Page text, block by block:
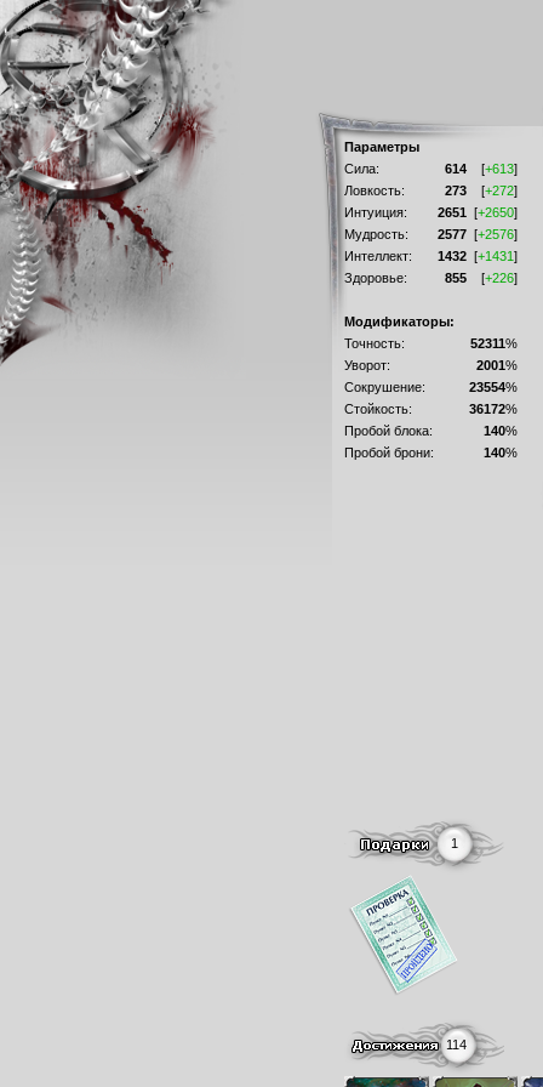
Параметры
Сила:
614 [+613]
Ловкость:
273 [+272]
Интуиция:
2651 [+2650]
Мудрость:
2577 [+2576]
Интеллект:
1432 [+1431]
Здоровье:
855 [+226]
Модификаторы:
Точность:
52311%
Уворот:
2001%
Сокрушение:
23554%
Стойкость:
36172%
Пробой блока:
140%
Пробой брони:
140%
1
114